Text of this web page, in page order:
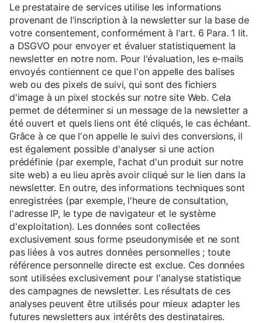
Le prestataire de services utilise les informations
provenant de l'inscription à la newsletter sur la base de
votre consentement, conformément à l'art. 6 Para. 1 lit.
a DSGVO pour envoyer et évaluer statistiquement la
newsletter en notre nom. Pour l'évaluation, les e-mails
envoyés contiennent ce que l'on appelle des balises
web ou des pixels de suivi, qui sont des fichiers
d'image à un pixel stockés sur notre site Web. Cela
permet de déterminer si un message de la newsletter a
été ouvert et quels liens ont été cliqués, le cas échéant.
Grâce à ce que l'on appelle le suivi des conversions, il
est également possible d'analyser si une action
prédéfinie (par exemple, l'achat d'un produit sur notre
site web) a eu lieu après avoir cliqué sur le lien dans la
newsletter. En outre, des informations techniques sont
enregistrées (par exemple, l'heure de consultation,
l'adresse IP, le type de navigateur et le système
d'exploitation). Les données sont collectées
exclusivement sous forme pseudonymisée et ne sont
pas liées à vos autres données personnelles ; toute
référence personnelle directe est exclue. Ces données
sont utilisées exclusivement pour l'analyse statistique
des campagnes de newsletter. Les résultats de ces
analyses peuvent être utilisés pour mieux adapter les
futures newsletters aux intérêts des destinataires.